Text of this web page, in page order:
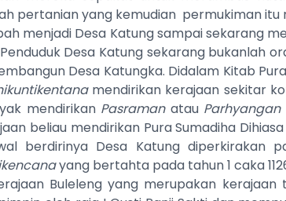
pertanian yang kemudian permukiman itu
menjadi Desa Katung sampai sekarang
Desa Katung sekarang bukanlah
Desa Katungka. Didalam Kitab
mendirikan kerajaan sekitar
mendirikan Pasraman atau Parhyangan
beliau mendirikan Pura Sumadiha
berdirinya Desa Katung diperkirakan
yang bertahta pada tahun 1 caka
Buleleng yang merupakan